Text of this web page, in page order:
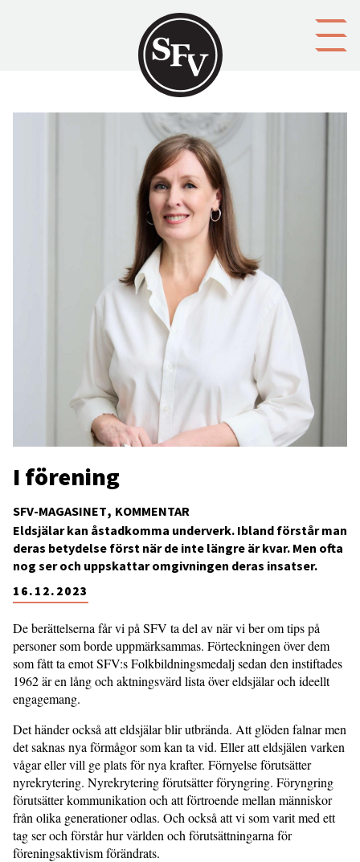
SFV-MAGASINET KOMMENTAR
I förening
16.12.2023
Eldsjälar kan åstadkomma underverk. Ibland förstår man
deras betydelse först när de inte längre är kvar. Men ofta
nog ser och uppskattar omgivningen deras insatser.
De berättelserna får vi på SFV ta del av när vi ber om tips på
personer som borde upp­märksammas. Förteckningen över dem
som fått ta emot SFV:s Folkbildnings­medalj sedan den instiftades
1962 är en lång och aktningsvärd lista över eldsjälar och ideellt
engagemang.
Det händer också att eldsjälar blir utbrända. Att glöden falnar men
det saknas nya förmågor som kan ta vid. Eller att eldsjälen varken
vågar eller vill ge plats för nya krafter. Förnyelse förutsätter
nyrekrytering. Nyrekrytering förutsätter föryngring. Föryngring
förutsätter kommunikation och att förtroende mellan människor
från olika generationer odlas. Och också att vi som varit med ett
tag ser och förstår hur världen och förutsättningarna för
föreningsaktivism förändrats.